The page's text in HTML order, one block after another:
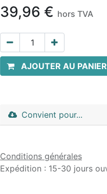
39,96 € hors TVA
AJOUTER AU PANIER
Convient pour...
Conditions générales
Expédition : 15-30 jours